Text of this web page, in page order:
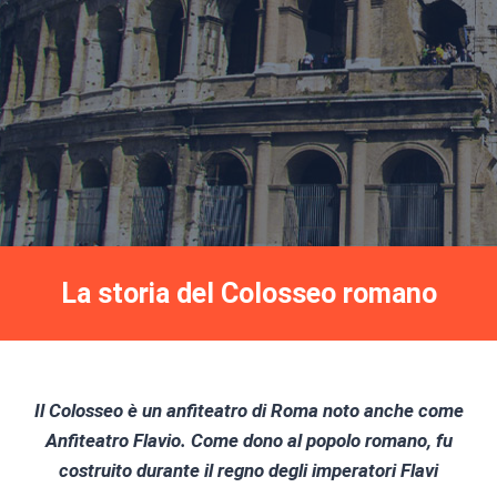
La storia del Colosseo romano
Il Colosseo è un anfiteatro di Roma noto anche come
Anfiteatro Flavio. Come dono al popolo romano, fu
costruito durante il regno degli imperatori Flavi